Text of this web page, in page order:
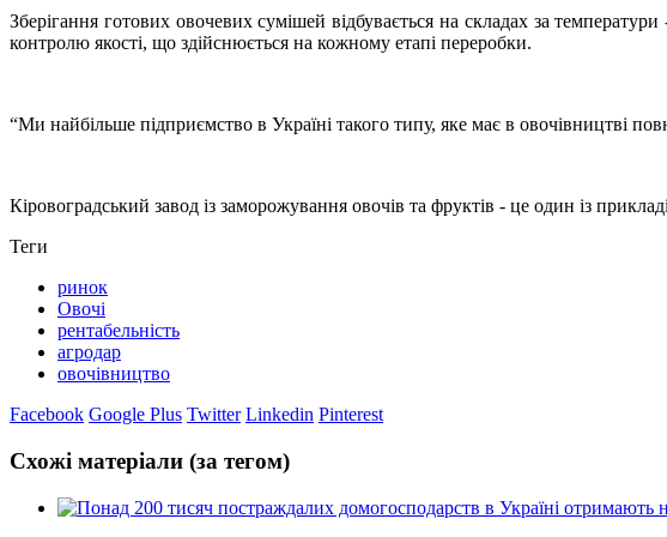
Зберігання готових овочевих сумішей відбувається на складах за
контролю якості, що здійснюється на кожному етапі переробки.
“Ми найбільше підприємство в Україні такого типу, яке має в овочівництві
Кіровоградський завод із заморожування овочів та фруктів - це один із
Теги
ринок
Овочі
рентабельність
агродар
овочівництво
Facebook Google Plus Twitter Linkedin Pinterest
Схожі матеріали (за тегом)